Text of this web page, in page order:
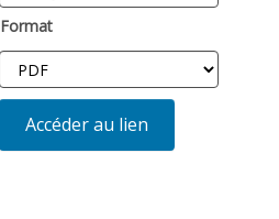
Format
Accéder au lien